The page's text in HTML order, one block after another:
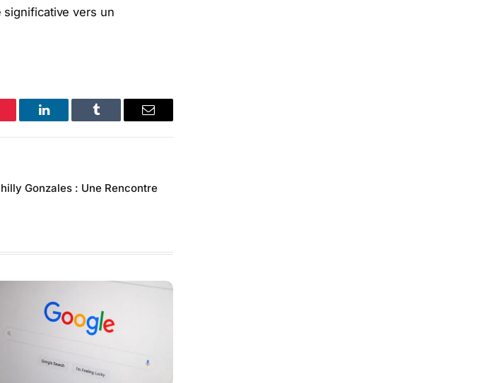
significative vers un
LinkedIn Tumblr Email
Gonzales : Une Rencontre